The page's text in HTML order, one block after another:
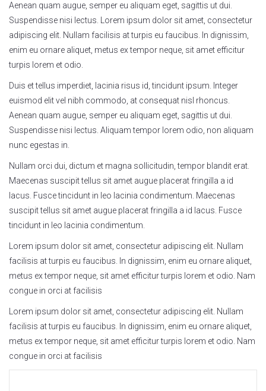
Aenean quam augue, semper eu aliquam eget, sagittis ut dui.
Suspendisse nisi lectus. Lorem ipsum dolor sit amet, consectetur
adipiscing elit. Nullam facilisis at turpis eu faucibus. In dignissim,
enim eu ornare aliquet, metus ex tempor neque, sit amet efficitur
turpis lorem et odio.
Duis et tellus imperdiet, lacinia risus id, tincidunt ipsum. Integer
euismod elit vel nibh commodo, at consequat nisl rhoncus.
Aenean quam augue, semper eu aliquam eget, sagittis ut dui.
Suspendisse nisi lectus. Aliquam tempor lorem odio, non aliquam
nunc egestas in.
Nullam orci dui, dictum et magna sollicitudin, tempor blandit erat.
Maecenas suscipit tellus sit amet augue placerat fringilla a id
lacus. Fusce tincidunt in leo lacinia condimentum. Maecenas
suscipit tellus sit amet augue placerat fringilla a id lacus. Fusce
tincidunt in leo lacinia condimentum.
Lorem ipsum dolor sit amet, consectetur adipiscing elit. Nullam
facilisis at turpis eu faucibus. In dignissim, enim eu ornare aliquet,
metus ex tempor neque, sit amet efficitur turpis lorem et odio. Nam
congue in orci at facilisis
Lorem ipsum dolor sit amet, consectetur adipiscing elit. Nullam
facilisis at turpis eu faucibus. In dignissim, enim eu ornare aliquet,
metus ex tempor neque, sit amet efficitur turpis lorem et odio. Nam
congue in orci at facilisis